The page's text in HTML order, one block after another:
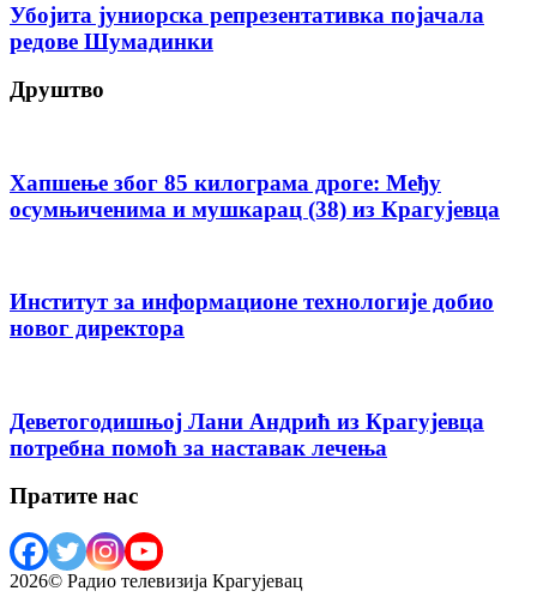
Убојита јуниорска репрезентативка појачала
редове Шумадинки
Друштво
Хапшење због 85 килограма дроге: Међу
осумњиченима и мушкарац (38) из Крагујевца
Институт за информационе технологије добио
новог директора
Деветогодишњој Лани Андрић из Крагујевца
потребна помоћ за наставак лечења
Пратите нас
2026© Радио телевизија Крагујевац